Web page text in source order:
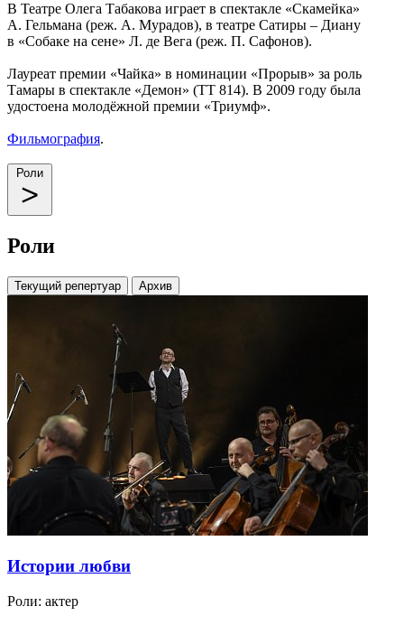
В Театре Олега Табакова играет в спектакле «Скамейка»
А. Гельмана (реж. А. Мурадов), в театре Сатиры – Диану
в «Собаке на сене» Л. де Вега (реж. П. Сафонов).
Лауреат премии «Чайка» в номинации «Прорыв» за роль
Тамары в спектакле «Демон» (ТТ 814). В 2009 году была
удостоена молодёжной премии «Триумф».
Фильмография.
Роли
Роли
Текущий репертуар Архив
Истории любви
Роли: актер